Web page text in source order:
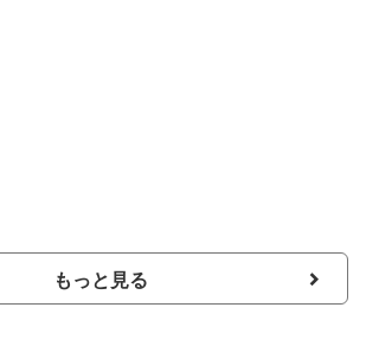
もっと見る